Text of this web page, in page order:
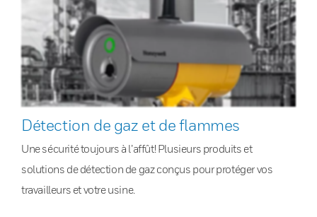
Détection de gaz et de flammes
Une sécurité toujours à l’affût! Plusieurs produits et
solutions de détection de gaz conçus pour protéger vos
travailleurs et votre usine.